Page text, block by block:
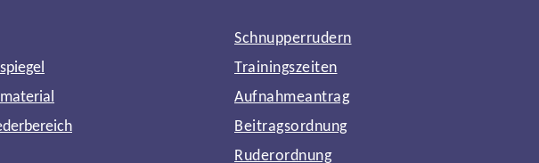
Schnupperrudern
Trainingszeiten
Aufnahmeantrag
Beitragsordnung
Ruderordnung